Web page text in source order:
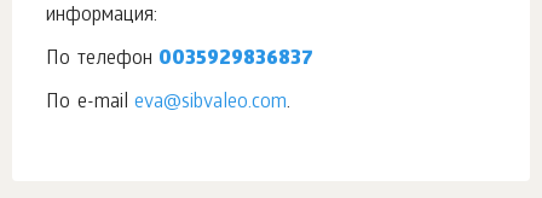
информация:
По телефон 0035929836837
По e-maileva@sibvaleo.com.